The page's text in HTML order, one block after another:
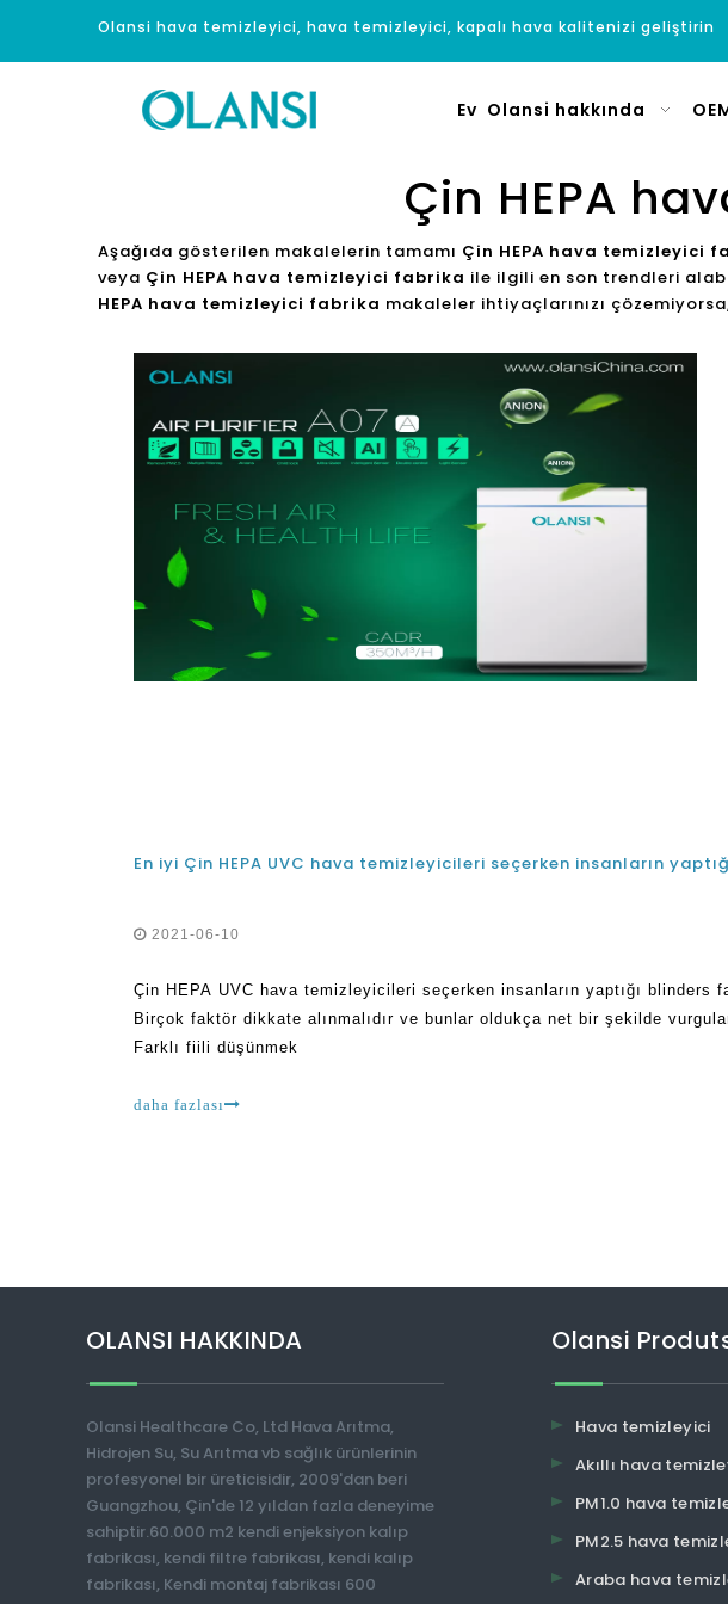
Olansi hava temizleyici, hava temizleyici, kapalı hava kalitenizi geliştirin
Ev Olansi hakkında
Çin HEPA
Aşağıda gösterilen makalelerin tamamı Çin HEPA hava temizleyici
veya Çin HEPA hava temizleyici fabrika ile ilgili en son trendleri
HEPA hava temizleyici fabrika makaleler ihtiyaçlarınızı
2021-06-10
Çin HEPA UVC hava temizleyicileri seçerken insanların yaptığı blinders
Birçok faktör dikkate alınmalıdır ve bunlar oldukça net bir şekilde
Farklı fiili düşünmek
daha fazlası
OLANSI HAKKINDA
Olansi Healthcare Co, Ltd Hava Arıtma,
Hidrojen Su, Su Arıtma vb sağlık ürünlerinin
profesyonel bir üreticisidir, 2009'dan beri
Guangzhou, Çin'de 12 yıldan fazla deneyime
sahiptir.60.000 m2 kendi enjeksiyon kalıp
fabrikası, kendi filtre fabrikası, kendi kalıp
fabrikası, Kendi montaj fabrikası 600
Olansi
Hava temizleyici
Akıllı hava
PM1.0 hava
PM2.5 hava
Araba hava